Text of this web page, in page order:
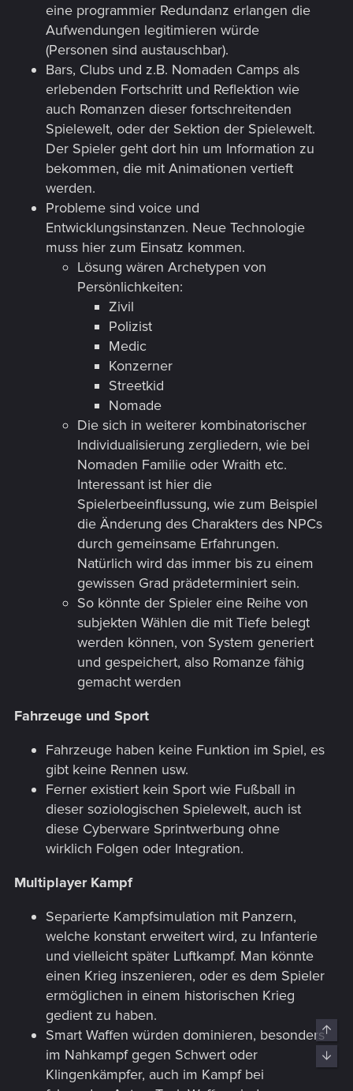
eine programmier Redundanz erlangen die
Aufwendungen legitimieren würde
(Personen sind austauschbar).
Bars, Clubs und z.B. Nomaden Camps als
erlebenden Fortschritt und Reflektion wie
auch Romanzen dieser fortschreitenden
Spielewelt, oder der Sektion der Spielewelt.
Der Spieler geht dort hin um Information zu
bekommen, die mit Animationen vertieft
werden.
Probleme sind voice und
Entwicklungsinstanzen. Neue Technologie
muss hier zum Einsatz kommen.
Lösung wären Archetypen von
Persönlichkeiten:
Zivil
Polizist
Medic
Konzerner
Streetkid
Nomade
Die sich in weiterer kombinatorischer
Individualisierung zergliedern, wie bei
Nomaden Familie oder Wraith etc.
Interessant ist hier die
Spielerbeeinflussung, wie zum Beispiel
die Änderung des Charakters des NPCs
durch gemeinsame Erfahrungen.
Natürlich wird das immer bis zu einem
gewissen Grad prädeterminiert sein.
So könnte der Spieler eine Reihe von
subjekten Wählen die mit Tiefe belegt
werden können, von System generiert
und gespeichert, also Romanze fähig
gemacht werden
Fahrzeuge und Sport
Fahrzeuge haben keine Funktion im Spiel, es
gibt keine Rennen usw.
Ferner existiert kein Sport wie Fußball in
dieser soziologischen Spielewelt, auch ist
diese Cyberware Sprintwerbung ohne
wirklich Folgen oder Integration.
Multiplayer Kampf
Separierte Kampfsimulation mit Panzern,
welche konstant erweitert wird, zu Infanterie
und vielleicht später Luftkampf. Man könnte
einen Krieg inszenieren, oder es dem Spieler
ermöglichen in einem historischen Krieg
gedient zu haben.
Smart Waffen würden dominieren, besonders
im Nahkampf gegen Schwert oder
Klingenkämpfer, auch im Kampf bei
Top